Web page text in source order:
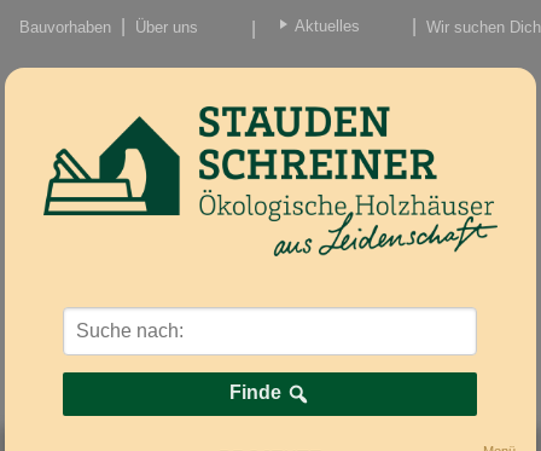
Bauvorhaben Über uns
Aktuelles
Nachrichten/Einzug
Wir suchen
Finde